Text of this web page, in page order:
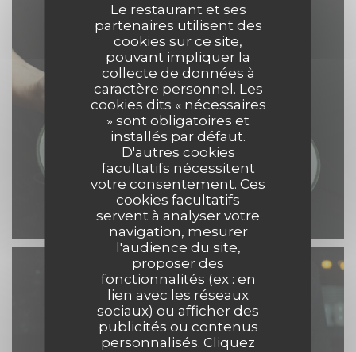
Le restaurant et ses
partenaires utilisent des
cookies sur ce site,
pouvant impliquer la
collecte de données à
caractère personnel. Les
cookies dits « nécessaires
» sont obligatoires et
installés par défaut.
D'autres cookies
facultatifs nécessitent
votre consentement. Ces
cookies facultatifs
servent à analyser votre
navigation, mesurer
l'audience du site,
proposer des
fonctionnalités (ex : en
lien avec les réseaux
sociaux) ou afficher des
publicités ou contenus
personnalisés. Cliquez